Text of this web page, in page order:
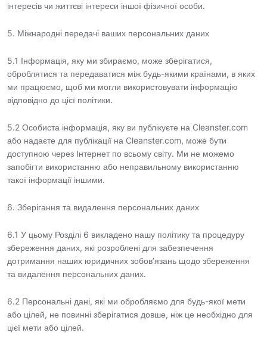
інтересів чи життєві інтереси іншої фізичної особи.
5. Міжнародні передачі ваших персональних даних
5.1 Інформація, яку ми збираємо, може зберігатися,
оброблятися та передаватися між будь-якими країнами, в яких
ми працюємо, щоб ми могли використовувати інформацію
відповідно до цієї політики.
5.2 Особиста інформація, яку ви публікуєте на Cleanster.com
або надаєте для публікації на Cleanster.com, може бути
доступною через Інтернет по всьому світу. Ми не можемо
запобігти використанню або неправильному використанню
такої інформації іншими.
6. Зберігання та видалення персональних даних
6.1 У цьому Розділі 6 викладено нашу політику та процедуру
збереження даних, які розроблені для забезпечення
дотримання наших юридичних зобов’язань щодо збереження
та видалення персональних даних.
6.2 Персональні дані, які ми обробляємо для будь-якої мети
або цілей, не повинні зберігатися довше, ніж це необхідно для
цієї мети або цілей.